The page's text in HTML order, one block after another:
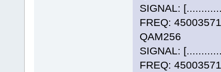
SIGNAL:
FREQ:
QAM256
SIGNAL:
FREQ: